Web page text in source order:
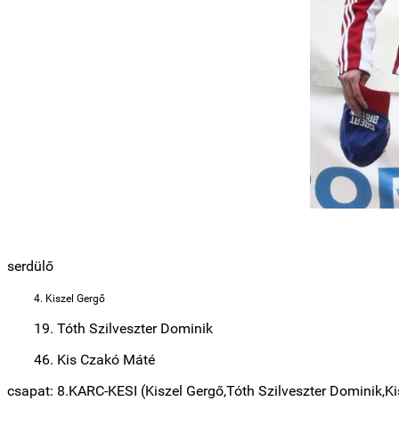
serdülő
4. Kiszel Gergő
19. Tóth Szilveszter Dominik
46. Kis Czakó Máté
csapat: 8.KARC-KESI (Kiszel Gergő,Tóth Szilveszter